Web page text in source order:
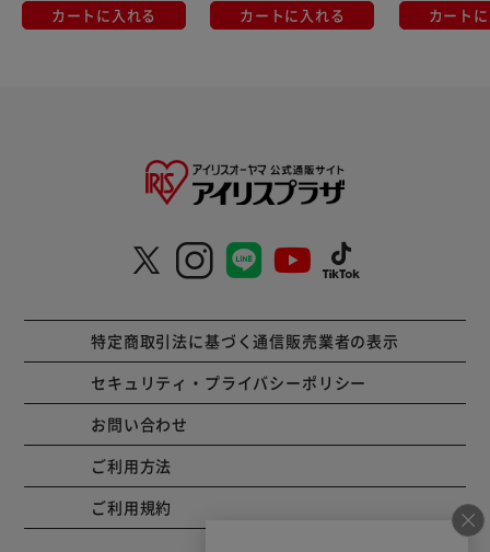
カートに入れる カートに入れる カート
特定商取引法に基づく通信販売業者の表示
セキュリティ・プライバシーポリシー
お問い合わせ
ご利用方法
ご利用規約